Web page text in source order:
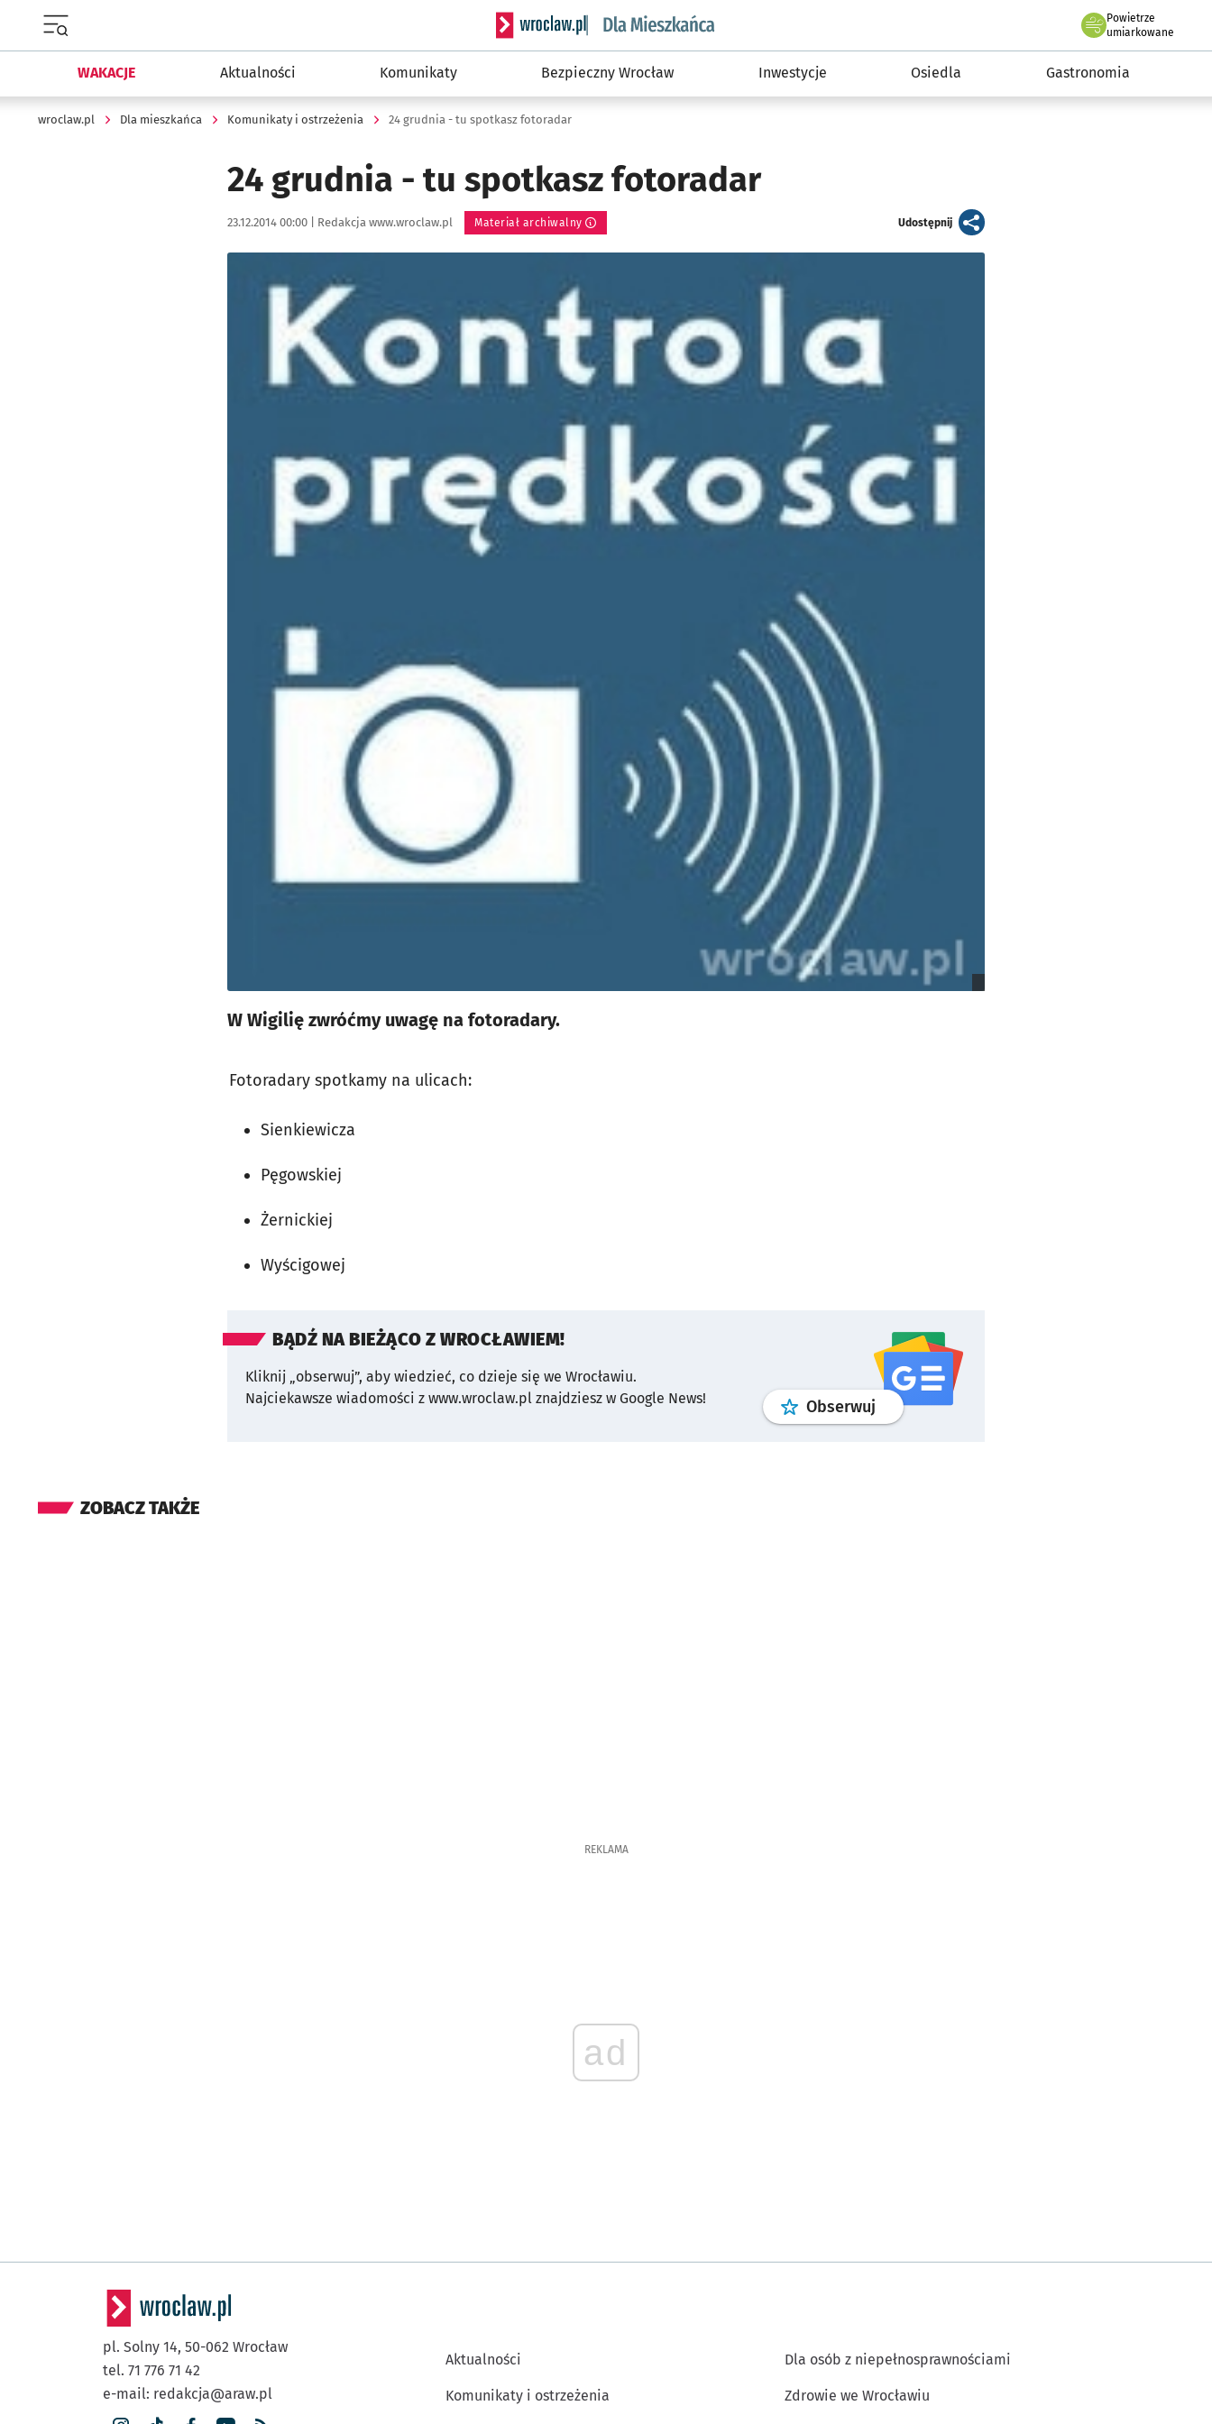
Serwis informacyjny wroclaw.pl podserwis: Dla mieszkańca
Powietrze
we Wrocławiu
umiarkowane
WAKACJE Aktualności Komunikaty Bezpieczny Wrocław Inwestycje Osiedla Gastronomia
wroclaw.pl Dla mieszkańca Komunikaty i ostrzeżenia 24 grudnia - tu spotkasz fotoradar
24 grudnia - tu spotkasz fotoradar
Data publikacji:
23.12.2014 00:00 | Autor:
Redakcja www.wroclaw.pl Materiał archiwalny Udostępnijartykuł
W Wigilię zwróćmy uwagę na fotoradary.
Fotoradary spotkamy na ulicach:
Sienkiewicza
Pęgowskiej
Żernickiej
Wyścigowej
BĄDŹ NA BIEŻĄCO Z WROCŁAWIEM!
Kliknij „obserwuj”, aby wiedzieć, co dzieje się we Wrocławiu.
Najciekawsze wiadomości z www.wroclaw.pl znajdziesz w Google News!
Obserwuj profilgoogle news
ZOBACZ TAKŻE
REKLAMA
ad
pl. Solny 14, 50-062 Wrocław
tel. 71 776 71 42
e-mail: redakcja@araw.pl
Aktualności
Komunikaty i ostrzeżenia
Dla osób z niepełnosprawnościami
Zdrowie we Wrocławiu